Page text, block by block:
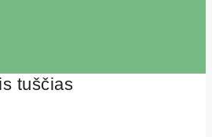
tuščias